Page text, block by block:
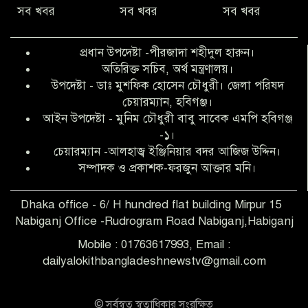
বৃত্তি পরীক্ষার সুযোগ করে দিলেন প্রধান শিক্ষক
ফারুক মাস্টার
আব্দুল হক তালুকদার ফাউন্ডেশন মানবতার
শিকড় ছুঁই ছুঁই,ফরজুন আক্তার মনি
সিলেট রেঞ্জের শ্রেষ্ঠ ওসি নির্বাচিত হলেন
নবীগঞ্জ থানার ওসি মোনায়েম
‎নবীগঞ্জে এক সাজাপ্রাপ্ত পলাতক আসামি
শিশু ধর্ষণের অভিযোগে অভিযুক্ত গ্রেফতার ১
সব খবর সব খবর সব খবর
প্রধান উপদেষ্টা -পীরজাদা শহীদুল হারুন।
অতিরিক্ত সচিব, অর্থ মন্ত্রণালয়।
উপদেষ্টা - ডাঃ মুশফিক হোসেন চৌধুরী। জেলা পরিষদ
চেয়ারম্যান, হবিগঞ্জ।
আইন উপদেষ্টা - মুনিম চৌধুরী বাবু সাবেক এমপি হবিগঞ্জ
-১।
চেয়ারম্যান -আলহাজ্ব ইঞ্জিনিয়ার বদর আজিজ উদ্দিন।
সম্পাদক ও প্রকাশক-ফরজুন আক্তার মনি।
Dhaka office - 6/ H hundred flat building Mirpur 15
Nabiganj Office -Rudrogram Road Nabiganj,Habiganj
Mobile : 01763617993, Email :
dailyalokithbangladeshnewstv@gmail.com
© সর্বস্বত্ব স্বত্বাধিকার সংরক্ষিত